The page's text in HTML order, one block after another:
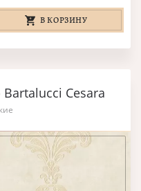
В КОРЗИНУ
Cesara